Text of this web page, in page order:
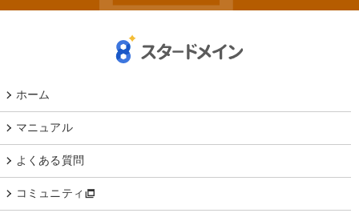
ホーム
マニュアル
よくある質問
コミュニティ